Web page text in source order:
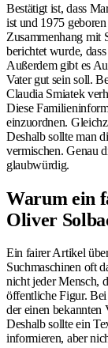
Bestätigt ist, dass
ist und 1975
Zusammenhang mit
berichtet wurde,
Außerdem gibt es
Vater gut sein soll.
Claudia Smiatek
Diese
einzuordnen.
Deshalb sollte man
vermischen. Genau
glaubwürdig.
Warum ein
Oliver
Ein fairer Artikel
Suchmaschinen oft
nicht jeder Mensch,
öffentliche Figur.
der einen bekannten
Deshalb sollte ein
informieren, aber